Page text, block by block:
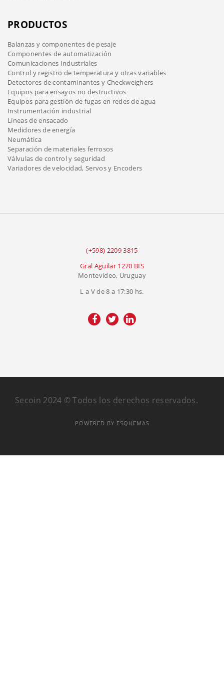
PRODUCTOS
Balanzas y componentes de pesaje
Componentes de automatización
Comunicaciones Industriales
Control y registro de temperatura y otras variables
Detectores de contaminantes y Checkweighers
Equipos para ensayos no destructivos
Equipos para gestión de fugas en redes de agua
Instrumentación industrial
Líneas de ensacado
Medidores de energía
Neumática
Separación de materiales ferrosos
Válvulas de control y seguridad
Variadores de velocidad, Servos y Encoders
(+598) 2209 3815
Gral Aguilar 1270 BIS
Montevideo, Uruguay
L a V de 8 a 17:30 hs.
Secoin 2024 © Todos los derechos reservados.
POWERED BY ESQUEMAS